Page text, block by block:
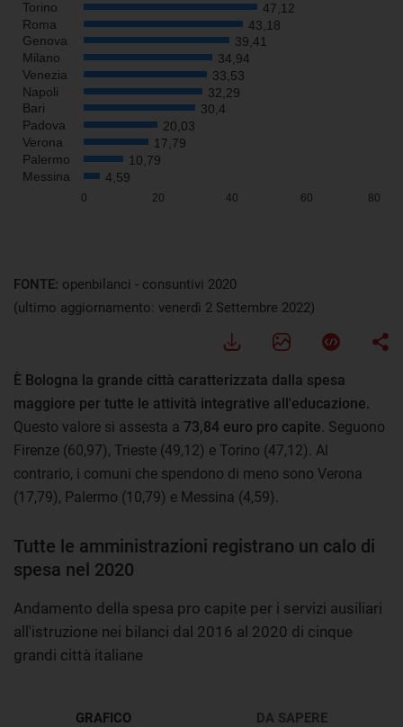
FONTE: openbilanci - consuntivi 2020
(ultimo aggiornamento: venerdì 2 Settembre 2022)
È Bologna la grande città caratterizzata dalla spesa
maggiore per tutte le attività integrative all'educazione.
Questo valore si assesta a 73,84 euro pro capite . Seguono
Firenze (60,97), Trieste (49,12) e Torino (47,12). Al
contrario, i comuni che spendono di meno sono Verona
(17,79), Palermo (10,79) e Messina (4,59).
Tutte le amministrazioni registrano un calo di
spesa nel 2020
Andamento della spesa pro capite per i servizi ausiliari
all'istruzione nei bilanci dal 2016 al 2020 di cinque
grandi città italiane
GRAFICO DA SAPERE